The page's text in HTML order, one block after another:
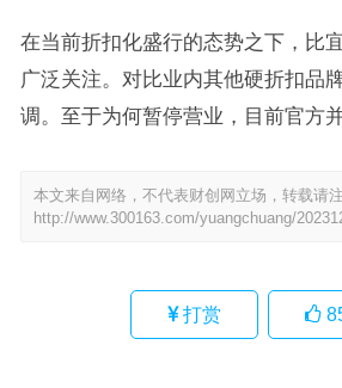
在当前折扣化盛行的态势之下，比
广泛关注。对比业内其他硬折扣品
调。至于为何暂停营业，目前官方
本文来自网络，不代表财创网立场，转载请
http://www.300163.com/yuangchuang/
打赏